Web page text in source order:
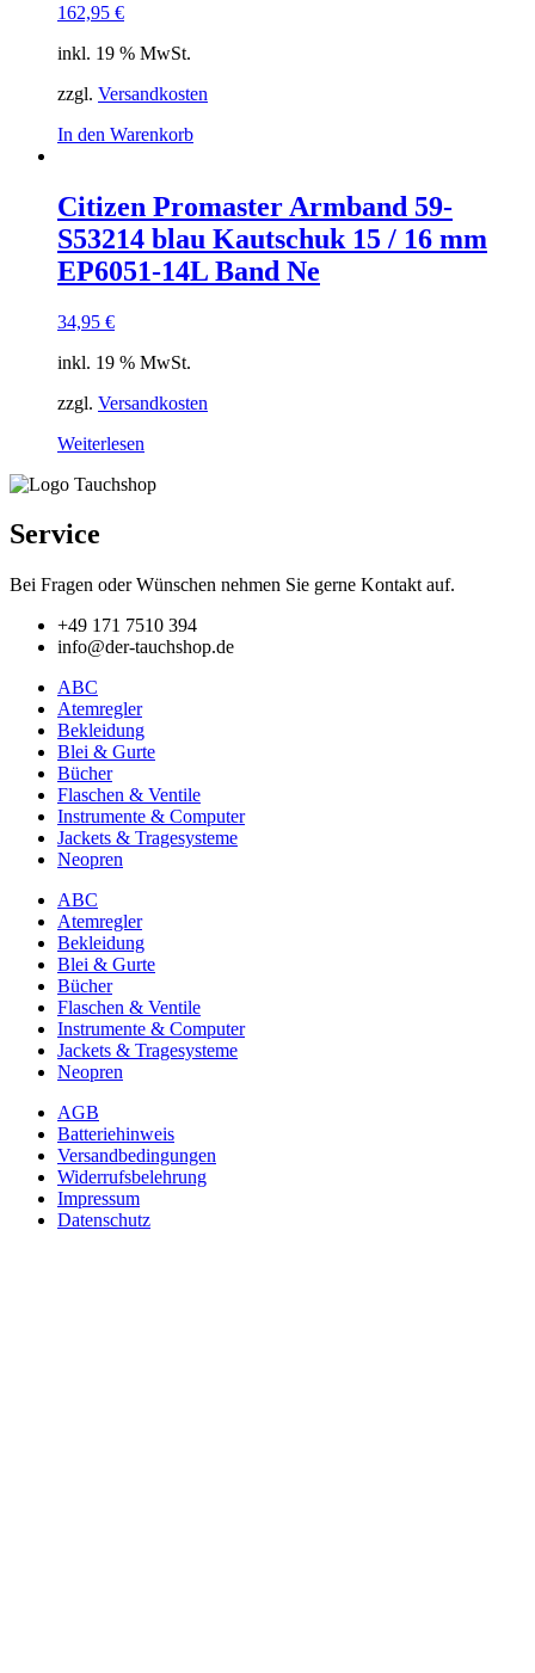
162,95 €
inkl. 19 % MwSt.
zzgl. Versandkosten
In den Warenkorb
Citizen Promaster Armband 59-
S53214 blau Kautschuk 15 / 16 mm
EP6051-14L Band Ne
34,95 €
inkl. 19 % MwSt.
zzgl. Versandkosten
Weiterlesen
Service
Bei Fragen oder Wünschen nehmen Sie gerne Kontakt auf.
+49 171 7510 394
info@der-tauchshop.de
ABC
Atemregler
Bekleidung
Blei & Gurte
Bücher
Flaschen & Ventile
Instrumente & Computer
Jackets & Tragesysteme
Neopren
ABC
Atemregler
Bekleidung
Blei & Gurte
Bücher
Flaschen & Ventile
Instrumente & Computer
Jackets & Tragesysteme
Neopren
AGB
Batteriehinweis
Versandbedingungen
Widerrufsbelehrung
Impressum
Datenschutz